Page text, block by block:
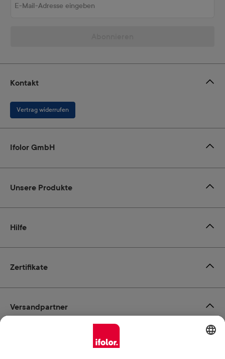
Zertifikate
Kontakt
Vertrag widerrufen
Ifolor GmbH
Unsere Produkte
Hilfe
Zahlungsmöglichkeiten
Versandpartner